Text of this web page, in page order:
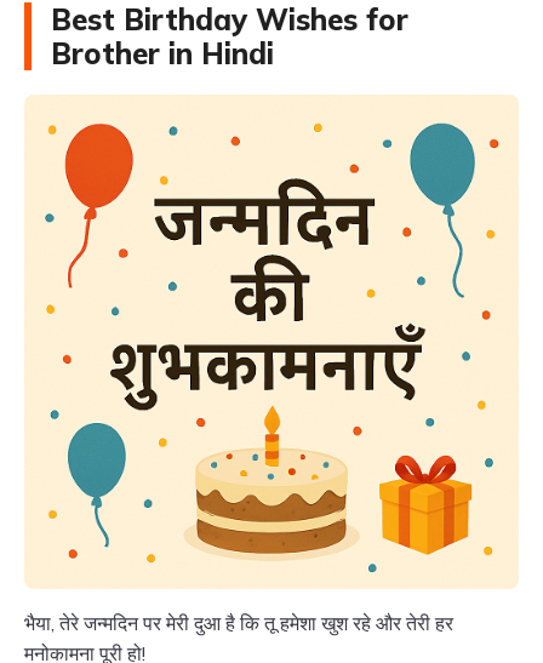
Best Birthday Wishes for
Brother in Hindi
भैया, तेरे जन्मदिन पर मेरी दुआ है कि तू हमेशा खुश रहे और तेरी हर
मनोकामना पूरी हो!